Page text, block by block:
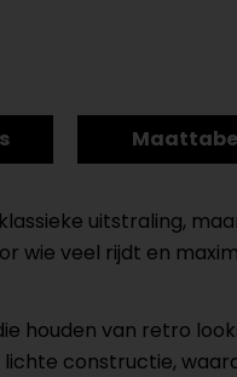
uitstraling,
wie veel rijdt en
houden van retro
constructie,